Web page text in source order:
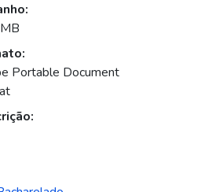
Portable Document